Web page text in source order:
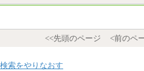
<<先頭のページ <前のペ
検索をやりなおす